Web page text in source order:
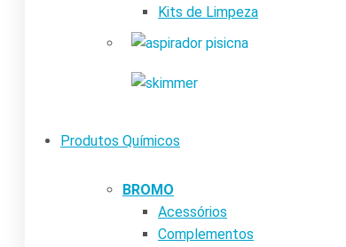
Kits de Limpeza
Produtos Químicos
BROMO
Acessórios
Complementos